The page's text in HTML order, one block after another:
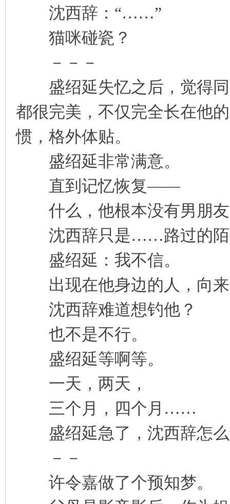
沈西辞：“……”
猫咪碰瓷？
－－－
盛绍延失忆之后，觉得同
都很完美，不仅完全长在他
惯，格外体贴。
盛绍延非常满意。
直到记忆恢复——
什么，他根本没有男朋
沈西辞只是……路过的陌
盛绍延：我不信。
出现在他身边的人，向来
沈西辞难道想钓他？
也不是不行。
盛绍延等啊等。
一天，两天，
三个月，四个月……
盛绍延急了，沈西辞怎么
－－
许令嘉做了个预知梦。